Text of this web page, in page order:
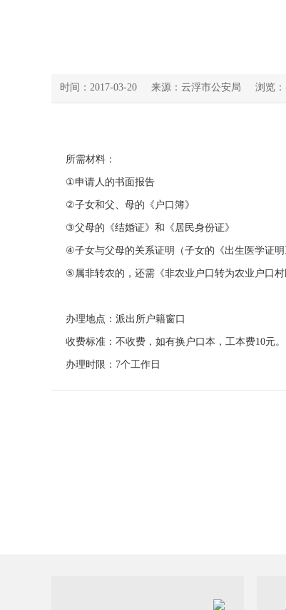
时间：2017-03-20 来源：云浮市公安局 浏览：
所需材料：
①申请人的书面报告
②子女和父、母的《户口簿》
③父母的《结婚证》和《居民身份证》
④子女与父母的关系证明（子女的《出生医学证
⑤ 属非转农的，还需《非农业户口转为农业户口村
办理地点： 派出所户籍窗口
收费标准： 不收费，如有换户口本，工本费10元。
办理时限： 7个工作日